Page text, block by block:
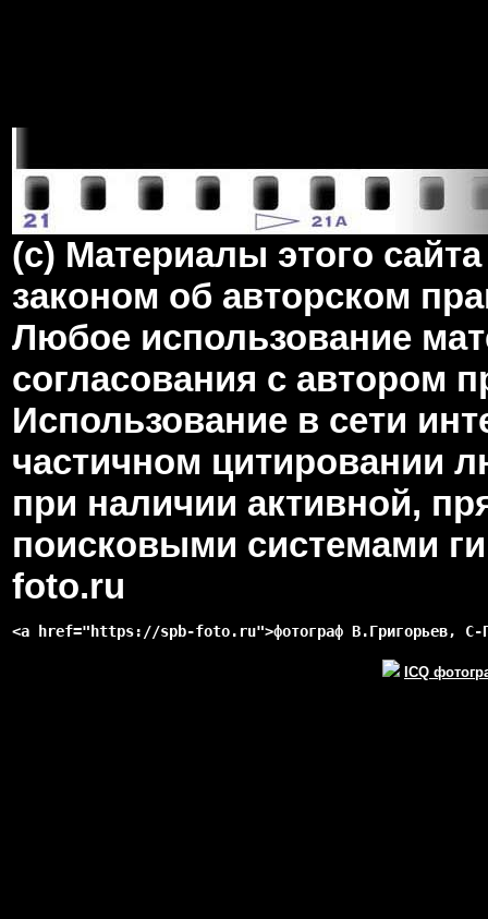
(c) Материалы этого
законом об авторском
Любое использование
согласования с автором
Использование в сети
частичном цитировании
при наличии активной,
поисковыми системами
foto.ru
<a href="https://spb-foto.ru">фотограф В.Григорьев, С-
ICQ